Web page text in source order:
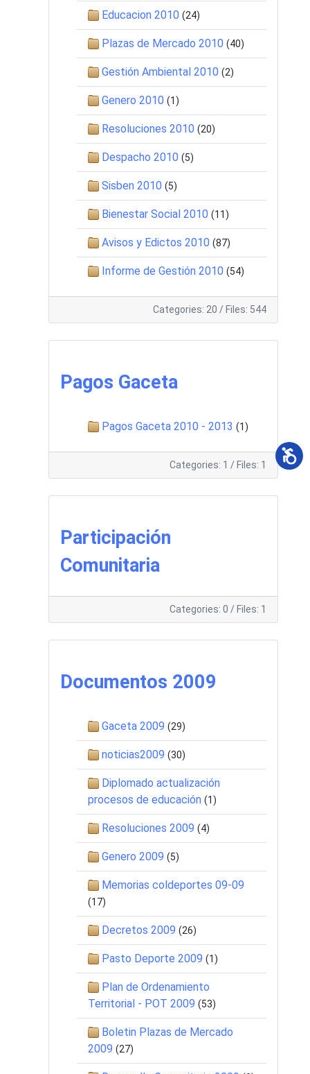
Educacion 2010 (24)
Plazas de Mercado 2010 (40)
Gestión Ambiental 2010 (2)
Genero 2010 (1)
Resoluciones 2010 (20)
Despacho 2010 (5)
Sisben 2010 (5)
Bienestar Social 2010 (11)
Avisos y Edictos 2010 (87)
Informe de Gestión 2010 (54)
Categories: 20 / Files: 544
Pagos Gaceta
Pagos Gaceta 2010 - 2013 (1)
Categories: 1 / Files: 1
Participación
Comunitaria
Categories: 0 / Files: 1
Documentos 2009
Gaceta 2009 (29)
noticias2009 (30)
Diplomado actualización
procesos de educación (1)
Resoluciones 2009 (4)
Genero 2009 (5)
Memorias coldeportes 09-09
(17)
Decretos 2009 (26)
Pasto Deporte 2009 (1)
Plan de Ordenamiento
Territorial - POT 2009 (53)
Boletin Plazas de Mercado
2009 (27)